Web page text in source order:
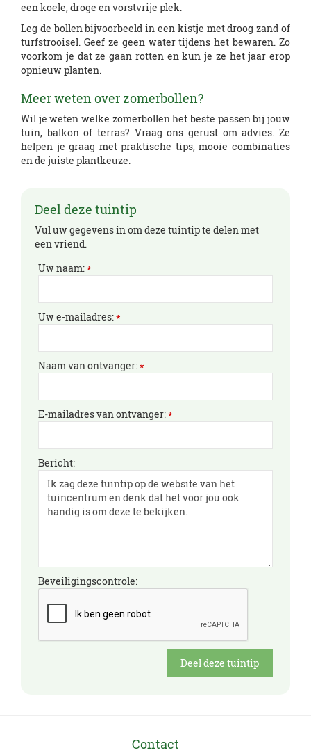
een koele, droge en vorstvrije plek.
Leg de bollen bijvoorbeeld in een kistje met droog zand of
turfstrooisel. Geef ze geen water tijdens het bewaren. Zo
voorkom je dat ze gaan rotten en kun je ze het jaar erop
opnieuw planten.
Meer weten over zomerbollen?
Wil je weten welke zomerbollen het beste passen bij jouw
tuin, balkon of terras? Vraag ons gerust om advies. Ze
helpen je graag met praktische tips, mooie combinaties
en de juiste plantkeuze.
Deel deze tuintip
Vul uw gegevens in om deze tuintip te delen met
een vriend.
Uw naam:*
Uw e-mailadres:*
Naam van ontvanger:*
E-mailadres van ontvanger:*
Bericht:
Beveiligingscontrole:
Contact